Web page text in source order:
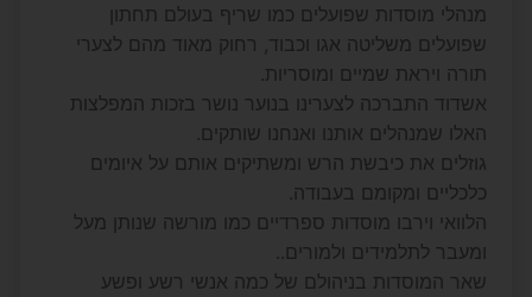
מנהלי מוסדות שפועלים כמו שריף בעולם תחתון
שפועלים משליטה אגו וכבוד, רחוק מאוד מהם לצערי
תורה ויראת שמיים ומוסריות.
אשדוד התברכה לצערינו בנוער נושר בזכות המפלצות
האלו שמנהלים אותנו ואנחנו שותקים.
גוזלים את כיבשת הרש ומשתיקים אותם על איומים
כלכליים ומקומם בעבודה.
הלוואי וירבו מוסדות ספרדיים כמו מורשה שנותן מעל
ומעבר לתלמידים ולמורים..
שאר המוסדות בניהולם של כמה אנשי רשע ופשע